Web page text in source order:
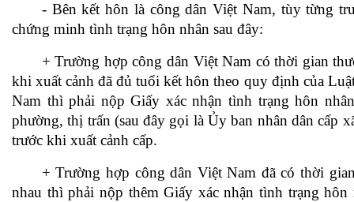
- Bên kết hôn là công dân Việt Nam, tùy từng
chứng minh tình trạng hôn nhân sau đây:
+ Trường hợp công dân Việt Nam có thời gian
khi xuất cảnh đã đủ tuổi kết hôn theo quy định của
Nam thì phải nộp Giấy xác nhận tình trạng hôn
phường, thị trấn (sau đây gọi là Ủy ban nhân dân cấp
trước khi xuất cảnh cấp.
+ Trường hợp công dân Việt Nam đã có thời
nhau thì phải nộp thêm Giấy xác nhận tình trạng